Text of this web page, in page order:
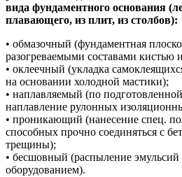
вида фундаментного основания
плавающего, из плит, из столбов):
• обмазочный (фундаментная
разогреваемыми составами кистью
• оклеечный (укладка
на основании холодной мастики);
• наплавляемый (по
наплавление рулонных
• проникающий (нанесение спец.
способных прочно соединяться с
трещины);
• бесшовный (распыление
оборудованием).